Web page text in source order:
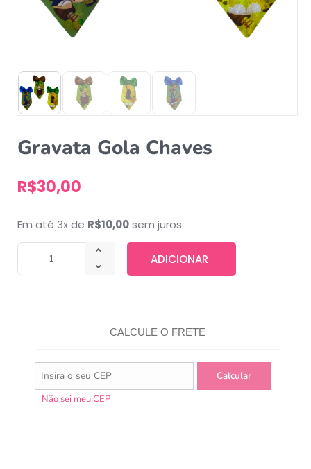
Gravata Gola Chaves
R$30,00
Em até 3x de R$10,00sem juros
ADICIONAR
CALCULE O FRETE
Não sei meu CEP